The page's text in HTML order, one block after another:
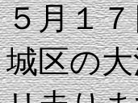
５月１
城区の